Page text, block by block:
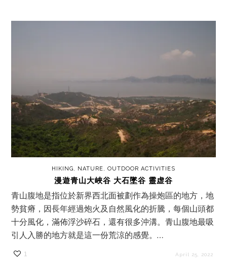
HIKING, NATURE, OUTDOOR ACTIVITIES
漫遊青山大峽谷 大石墜谷 靈虚谷
青山腹地是指位於新界西北面被劃作為操炮區的地方，地
勢貧瘠，因長年經過炮火及自然風化的折騰，每個山頭都
十分風化，滿佈浮沙碎石，還有很多沖溝。青山腹地最吸
引人入勝的地方就是這一份荒涼的感覺。…
1 April 25, 2022